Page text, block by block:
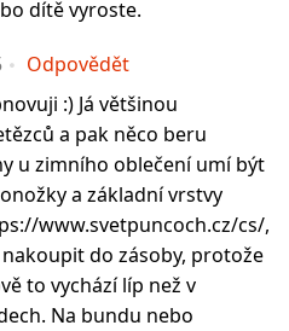
dítě vyroste.
Odpovědět
:) Já většinou
a pak něco beru
u zimního oblečení umí být
a základní vrstvy
www.svetpuncoch.cz/cs/,
do zásoby, protože
to vychází líp než v
Na bundu nebo